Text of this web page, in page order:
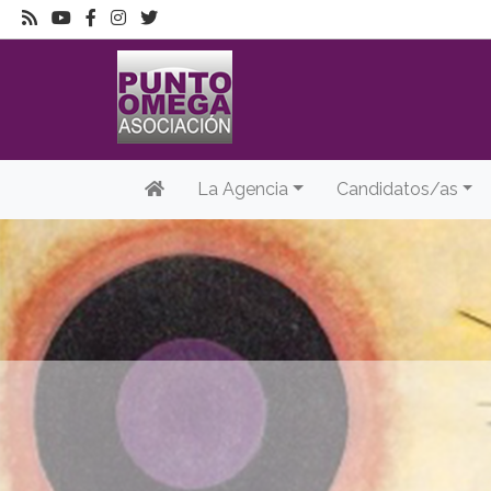
La Agencia Candidatos/as